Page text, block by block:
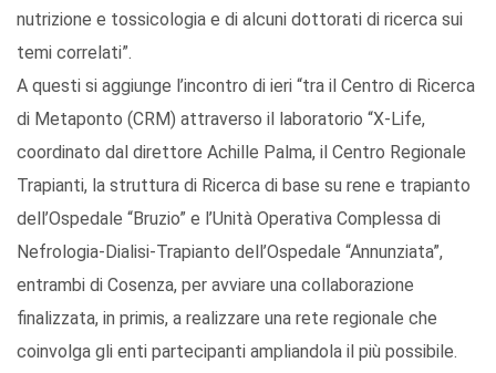
nutrizione e tossicologia e di alcuni dottorati di ricerca sui
temi correlati”.
A questi si aggiunge l’incontro di ieri “tra il Centro di Ricerca
di Metaponto (CRM) attraverso il laboratorio “X-Life,
coordinato dal direttore Achille Palma, il Centro Regionale
Trapianti, la struttura di Ricerca di base su rene e trapianto
dell’Ospedale “Bruzio” e l’Unità Operativa Complessa di
Nefrologia-Dialisi-Trapianto dell’Ospedale “Annunziata”,
entrambi di Cosenza, per avviare una collaborazione
finalizzata, in primis, a realizzare una rete regionale che
coinvolga gli enti partecipanti ampliandola il più possibile.